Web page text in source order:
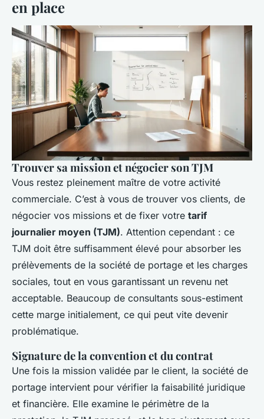
en place
Trouver sa mission et négocier son TJM
Vous restez pleinement maître de votre activité
commerciale. C’est à vous de trouver vos clients, de
négocier vos missions et de fixer votre tarif
journalier moyen (TJM). Attention cependant : ce
TJM doit être suffisamment élevé pour absorber les
prélèvements de la société de portage et les charges
sociales, tout en vous garantissant un revenu net
acceptable. Beaucoup de consultants sous-estiment
cette marge initialement, ce qui peut vite devenir
problématique.
Signature de la convention et du contrat
Une fois la mission validée par le client, la société de
portage intervient pour vérifier la faisabilité juridique
et financière. Elle examine le périmètre de la